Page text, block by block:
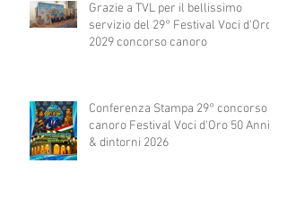
Grazie a TVL per il bellissimo
servizio del 29° Festival Voci d'Oro
2029 concorso canoro
Conferenza Stampa 29° concorso
canoro Festival Voci d'Oro 50 Anni
& dintorni 2026